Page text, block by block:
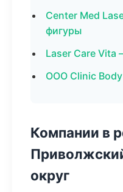
Center Med
фигуры
Laser Care Vita
ООО Clinic
Компании в
округ